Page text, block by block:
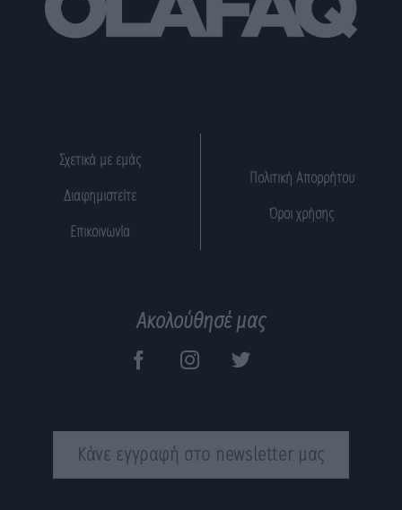
Σχετικά με εμάς
Διαφημιστείτε
Επικοινωνία
Πολιτική Απορρήτου
Όροι χρήσης
Ακολούθησέ μας
Κάνε εγγραφή στο newsletter μας